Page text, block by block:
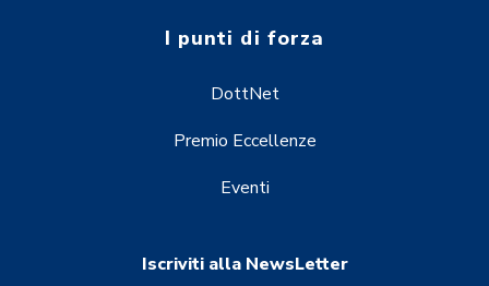
I punti di forza
DottNet
Premio Eccellenze
Eventi
Iscriviti alla NewsLetter